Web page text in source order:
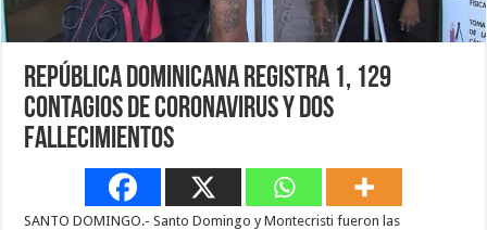
República Dominicana registra 1, 129
contagios de coronavirus y dos
fallecimientos
SANTO DOMINGO.- Santo Domingo y Montecristi fueron las